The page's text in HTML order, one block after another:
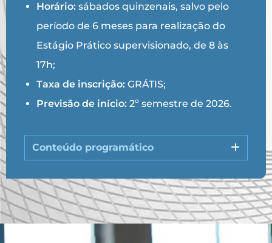
Horário: sábados quinzenais, salvo pelo
período de 6 meses para realização do
Estágio Prático supervisionado, de 8 às
17h;
Taxa de inscrição: GRÁTIS;
Previsão de início: 2º semestre de 2026.
Conteúdo programático